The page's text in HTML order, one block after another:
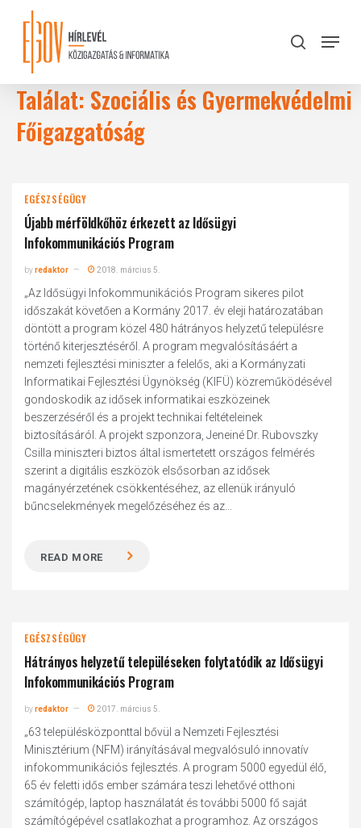
content
search
Menu
Találat: Szociális és Gyermekvédelmi
Főigazgatóság
EGÉSZSÉGÜGY
Újabb mérföldkőhöz érkezett az Idősügyi
Infokommunikációs Program
byredaktor 2018. március 5.
„Az Idősügyi Infokommunikációs Program sikeres pilot
időszakát követően a Kormány 2017. év eleji határozatában
döntött a program közel 480 hátrányos helyzetű településre
történő kiterjesztéséről. A program megvalósításáért a
nemzeti fejlesztési miniszter a felelős, aki a Kormányzati
Informatikai Fejlesztési Ügynökség (KIFÜ) közreműködésével
gondoskodik az idősek informatikai eszközeinek
beszerzéséről és a projekt technikai feltételeinek
biztosításáról. A projekt szponzora, Jeneiné Dr. Rubovszky
Csilla miniszteri biztos által ismertetett országos felmérés
szerint a digitális eszközök elsősorban az idősek
magányérzetének csökkentéséhez, az ellenük irányuló
bűncselekmények megelőzéséhez és az...
READ MORE
EGÉSZSÉGÜGY
Hátrányos helyzetű településeken folytatódik az Idősügyi
Infokommunikációs Program
byredaktor 2017. március 5.
„63 településközponttal bővül a Nemzeti Fejlesztési
Minisztérium (NFM) irányításával megvalósuló innovatív
infokommunikációs fejlesztés. A program 5000 egyedül élő,
65 év feletti idős ember számára teszi lehetővé otthoni
számítógép, laptop használatát és további 5000 fő saját
számítógépével csatlakozhat a programhoz. Az országos
Close